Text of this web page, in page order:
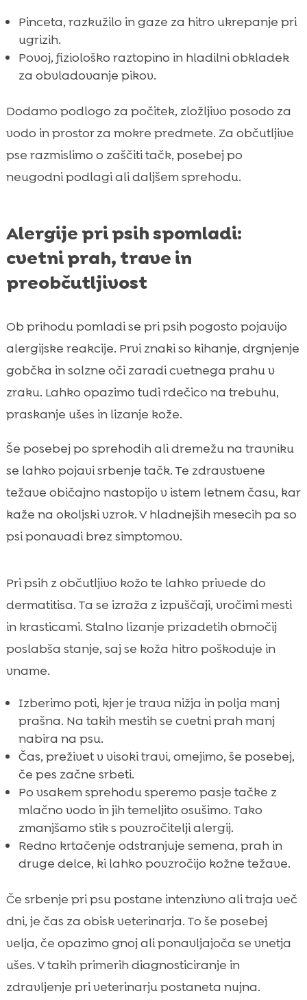
Pinceta, razkužilo in gaze za hitro ukrepanje pri
ugrizih.
Povoj, fiziološko raztopino in hladilni obkladek
za obvladovanje pikov.
Dodamo podlogo za počitek, zložljivo posodo za
vodo in prostor za mokre predmete. Za občutljive
pse razmislimo o zaščiti tačk, posebej po
neugodni podlagi ali daljšem sprehodu.
Alergije pri psih spomladi:
cvetni prah, trave in
preobčutljivost
Ob prihodu pomladi se pri psih pogosto pojavijo
alergijske reakcije. Prvi znaki so kihanje, drgnjenje
gobčka in solzne oči zaradi cvetnega prahu v
zraku. Lahko opazimo tudi rdečico na trebuhu,
praskanje ušes in lizanje kože.
Še posebej po sprehodih ali dremežu na travniku
se lahko pojavi srbenje tačk. Te zdravstvene
težave običajno nastopijo v istem letnem času, kar
kaže na okoljski vzrok. V hladnejših mesecih pa so
psi ponavadi brez simptomov.
Pri psih z občutljivo kožo te lahko privede do
dermatitisa. Ta se izraža z izpuščaji, vročimi mesti
in krasticami. Stalno lizanje prizadetih območij
poslabša stanje, saj se koža hitro poškoduje in
vname.
Izberimo poti, kjer je trava nižja in polja manj
prašna. Na takih mestih se cvetni prah manj
nabira na psu.
Čas, preživet v visoki travi, omejimo, še posebej,
če pes začne srbeti.
Po vsakem sprehodu speremo pasje tačke z
mlačno vodo in jih temeljito osušimo. Tako
zmanjšamo stik s povzročitelji alergij.
Redno krtačenje odstranjuje semena, prah in
druge delce, ki lahko povzročijo kožne težave.
Če srbenje pri psu postane intenzivno ali traja več
dni, je čas za obisk veterinarja. To še posebej
velja, če opazimo gnoj ali ponavljajoča se vnetja
ušes. V takih primerih diagnosticiranje in
zdravljenje pri veterinarju postaneta nujna.